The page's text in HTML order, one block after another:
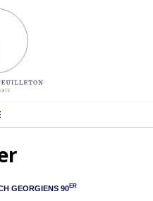
GEORGIENS 90ER